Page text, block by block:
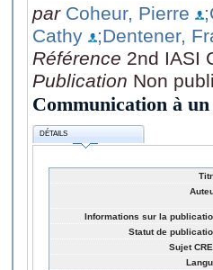
par Coheur, Pierre
Cathy
;Dentener,
Référence 2nd IASI
Publication Non
Communication à
DÉTAILS
Informations sur la
Statut de
Sujet